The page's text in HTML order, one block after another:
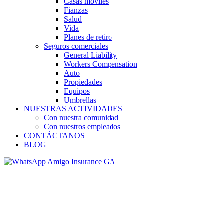
Fianzas
Salud
Vida
Planes de retiro
Seguros comerciales
General Liability
Workers Compensation
Auto
Propiedades
Equipos
Umbrellas
NUESTRAS ACTIVIDADES
Con nuestra comunidad
Con nuestros empleados
CONTÁCTANOS
BLOG